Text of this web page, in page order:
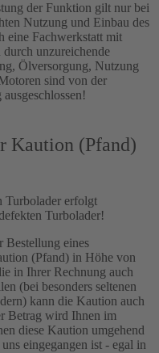
der Funktion gilt nur bei
Nutzung und Einbau des
eine Fachwerkstatt mit
durch unzureichende
Ölversorgung, Nutzung
sind von der
Kaution (Pfand)
Turbolader erfolgt
Turbolader!
Bestellung eines
(Pfand) in Höhe von
in Ihrer Rechnung auch
(bei besonders seltenen
kann die Kaution auch
Betrag wird Ihnen im
diese Kaution umgehend
eingegangen ist - egal in